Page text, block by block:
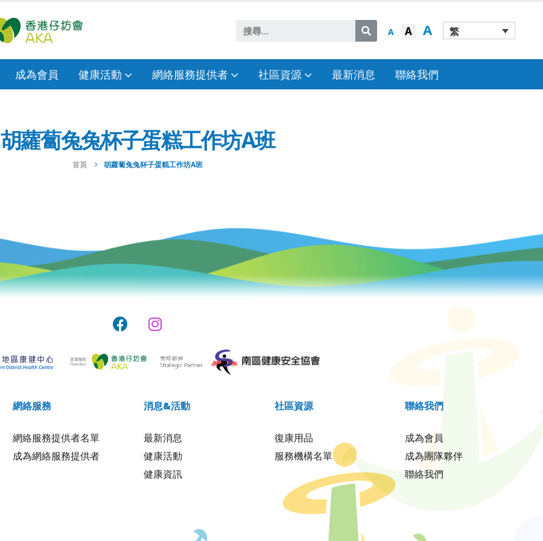
A A A 繁
成為會員 健康活動 網絡服務提供者 社區資源 最新消息 聯絡我們
胡蘿蔔兔兔杯子蛋糕工作坊A班
首頁 胡蘿蔔兔兔杯子蛋糕工作坊A班
網絡服務
網絡服務提供者名單
成為網絡服務提供者
消息&活動
最新消息
健康活動
健康資訊
社區資源
復康用品
服務機構名單
聯絡我們
成為會員
成為團隊夥伴
聯絡我們